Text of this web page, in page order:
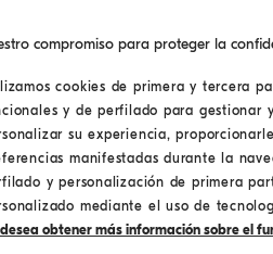
compromiso para proteger la
cookies de primera y tercera
y de perfilado para gestionar
su experiencia,
manifestadas durante la
y personalización de primera
mediante el uso de
obtener más información sobre el